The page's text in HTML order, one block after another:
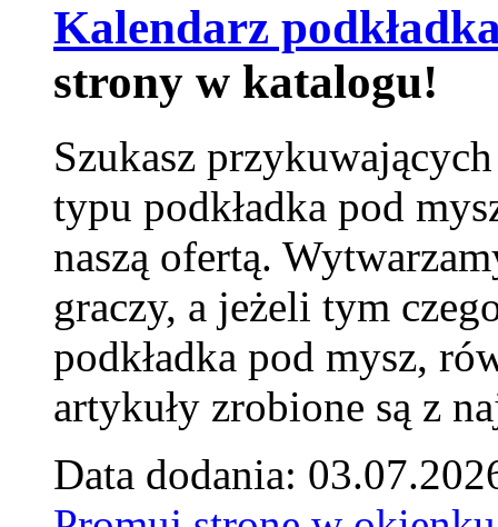
Kalendarz
strony w katalogu!
Szukasz
typu podkładka pod
naszą ofertą.
graczy, a jeżeli tym
podkładka pod mysz,
artykuły zrobione są z
Data dodania: